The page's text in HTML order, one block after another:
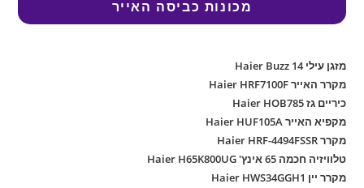
מכונות כביסה האייר
מזגן עילי Haier Buzz 14
מקרר האייר Haier HRF7100F
כיריים גז Haier HOB785
מקפיא האייר Haier HUF105A
מקרר Haier HRF-4494FSSR
טלוויזיה חכמה 65 אינץ' Haier H65K800UG
מקרר יין Haier HWS34GGH1